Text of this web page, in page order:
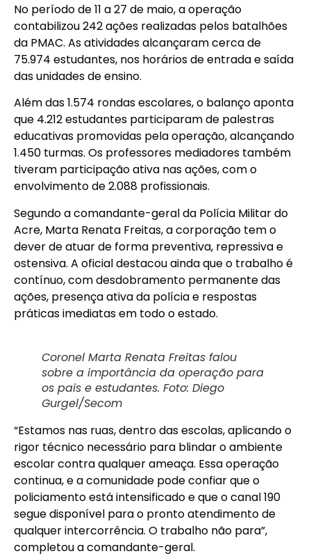
No período de 11 a 27 de maio, a operação
contabilizou 242 ações realizadas pelos batalhões
da PMAC. As atividades alcançaram cerca de
75.974 estudantes, nos horários de entrada e saída
das unidades de ensino.
Além das 1.574 rondas escolares, o balanço aponta
que 4.212 estudantes participaram de palestras
educativas promovidas pela operação, alcançando
1.450 turmas. Os professores mediadores também
tiveram participação ativa nas ações, com o
envolvimento de 2.088 profissionais.
Segundo a comandante-geral da Polícia Militar do
Acre, Marta Renata Freitas, a corporação tem o
dever de atuar de forma preventiva, repressiva e
ostensiva. A oficial destacou ainda que o trabalho é
contínuo, com desdobramento permanente das
ações, presença ativa da polícia e respostas
práticas imediatas em todo o estado.
Coronel Marta Renata Freitas falou
sobre a importância da operação para
os pais e estudantes. Foto: Diego
Gurgel/Secom
“Estamos nas ruas, dentro das escolas, aplicando o
rigor técnico necessário para blindar o ambiente
escolar contra qualquer ameaça. Essa operação
continua, e a comunidade pode confiar que o
policiamento está intensificado e que o canal 190
segue disponível para o pronto atendimento de
qualquer intercorrência. O trabalho não para”,
completou a comandante-geral.